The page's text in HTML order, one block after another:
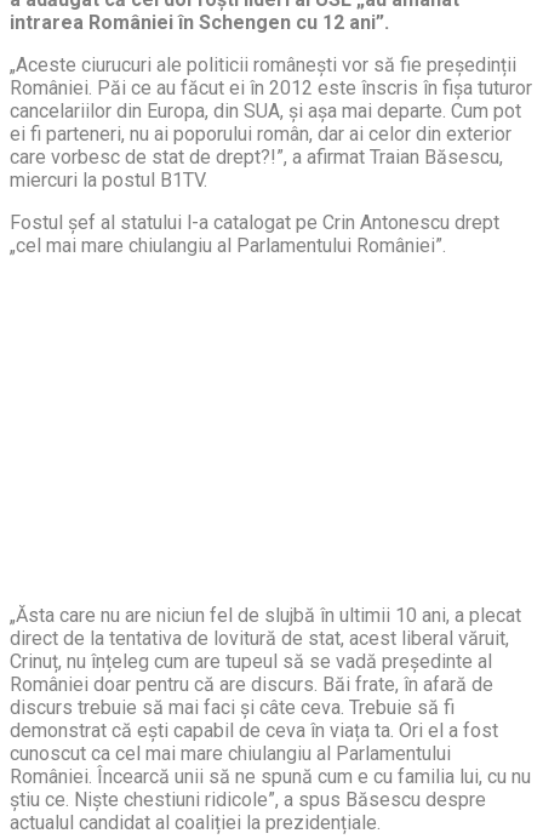
intrarea României în Schengen cu 12 ani”.
„Aceste ciurucuri ale politicii românești vor să fie președinții
României. Păi ce au făcut ei în 2012 este înscris în fișa tuturor
cancelariilor din Europa, din SUA, și așa mai departe. Cum pot
ei fi parteneri, nu ai poporului român, dar ai celor din exterior
care vorbesc de stat de drept?!”, a afirmat Traian Băsescu,
miercuri la postul B1TV.
Fostul șef al statului l-a catalogat pe Crin Antonescu drept
„cel mai mare chiulangiu al Parlamentului României”.
„Ăsta care nu are niciun fel de slujbă în ultimii 10 ani, a plecat
direct de la tentativa de lovitură de stat, acest liberal văruit,
Crinuț, nu înțeleg cum are tupeul să se vadă președinte al
României doar pentru că are discurs. Băi frate, în afară de
discurs trebuie să mai faci și câte ceva. Trebuie să fi
demonstrat că ești capabil de ceva în viața ta. Ori el a fost
cunoscut ca cel mai mare chiulangiu al Parlamentului
României. Încearcă unii să ne spună cum e cu familia lui, cu nu
știu ce. Niște chestiuni ridicole”, a spus Băsescu despre
actualul candidat al coaliției la prezidențiale.